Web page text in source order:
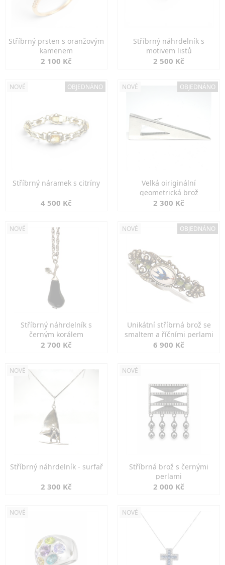
Stříbrný prsten s oranžovým
kamenem
2 100 Kč
Stříbrný náhrdelník s
motivem listů
2 500 Kč
NOVÉ OBJEDNÁNO
Stříbrný náramek s citríny
4 500 Kč
NOVÉ OBJEDNÁNO
Velká oiriginální
geometrická brož
2 300 Kč
NOVÉ
Stříbrný náhrdelník s
černým korálem
2 700 Kč
NOVÉ OBJEDNÁNO
Unikátní stříbrná brož se
smaltem a říčními perlami
6 900 Kč
NOVÉ
Stříbrný náhrdelník - surfař
2 300 Kč
NOVÉ
Stříbrná brož s černými
perlami
2 000 Kč
NOVÉ NOVÉ